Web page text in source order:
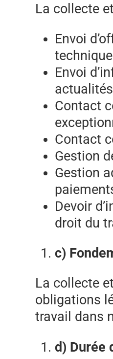
La collecte
Envoi
Envoi
Contact
Contact
Gestion
Gestion
Devoir
droit du
c)
La collecte
obligations
travail dans
d) Durée